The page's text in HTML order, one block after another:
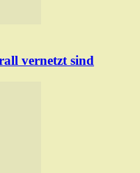
vernetzt sind